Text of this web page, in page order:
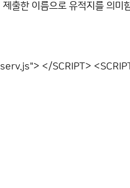
출한 이름으로 유적지를 의미
</SCRIPT>